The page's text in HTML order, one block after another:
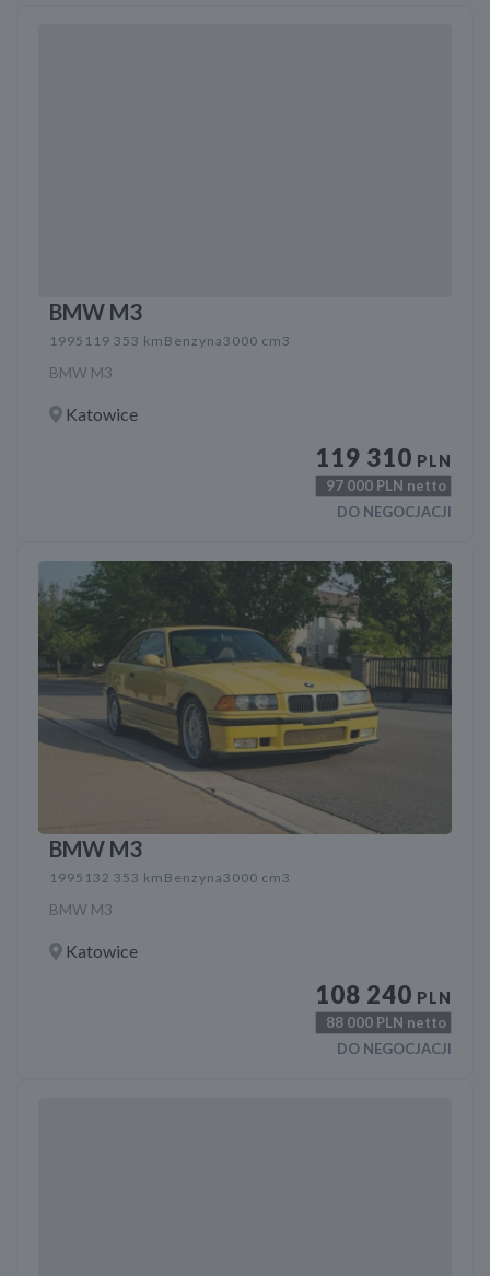
BMW M3
1995 119 353 km Benzyna3000 cm3
BMW M3
Katowice
119 310 PLN
97 000 PLN netto
DO NEGOCJACJI
BMW M3
1995 132 353 km Benzyna3000 cm3
BMW M3
Katowice
108 240 PLN
88 000 PLN netto
DO NEGOCJACJI